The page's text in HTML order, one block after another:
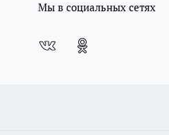
Мы в социальных сетях